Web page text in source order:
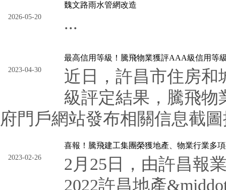
2026-05-20
魏文路雨水管網改造
...
2023-04-30
最高信用等級！騰飛物業獲評AAA級信用等
近日，許昌市住房和
級評定結果，騰飛
府門戶網站發布相關信息截
2023-02-26
喜報！騰飛建工集團榮獲地產、物業行業多
2月25日，由許昌報
2022許昌地產